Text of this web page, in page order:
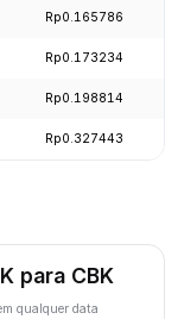
Rp0.165786
Rp0.173234
Rp0.198814
Rp0.327443
para CBK
qualquer data